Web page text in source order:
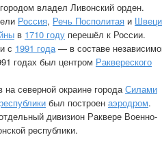
городом владел Ливонский орден.
Россия, Речь Посполитая и
в 1710 году перешёл к России.
и с 1991 года— в составе
годах был центром Раквереского
на северной окраине городаСилами
был построен аэродром.
дивизион Раквере Военно-
республики.